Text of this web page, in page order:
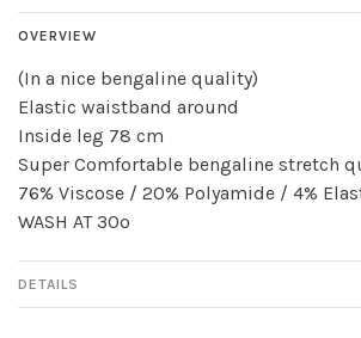
OVERVIEW
(In a nice bengaline quality)
Elastic waistband around
Inside leg 78 cm
Super Comfortable bengaline stretch
76% Viscose / 20% Polyamide / 4%
WASH AT 30º
DETAILS